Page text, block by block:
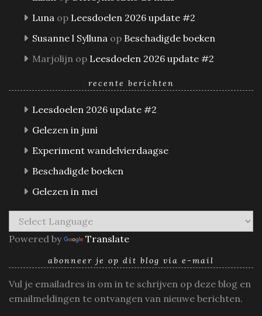
Luna op Leesdoelen 2026 update #2
Susanne l Sylluna op Beschadigde boeken
Marjolijn op Leesdoelen 2026 update #2
recente berichten
Leesdoelen 2026 update #2
Gelezen in juni
Experiment wandelvierdaagse
Beschadigde boeken
Gelezen in mei
Powered by Translate
abonneer je op dit blog via e-mail
Vul je emailadres in om in te schrijven op deze blog en
emailmeldingen te ontvangen van nieuwe berichten.